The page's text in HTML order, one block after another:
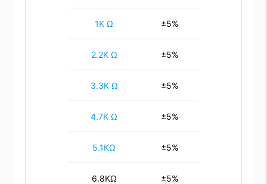
1K Ω ±5%
2.2K Ω ±5%
3.3K Ω ±5%
4.7K Ω ±5%
5.1KΩ ±5%
6.8KΩ ±5%